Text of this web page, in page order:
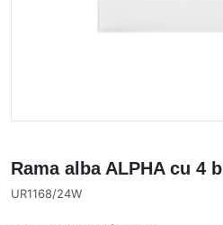
Rama alba ALPHA cu 4
UR1168/24W